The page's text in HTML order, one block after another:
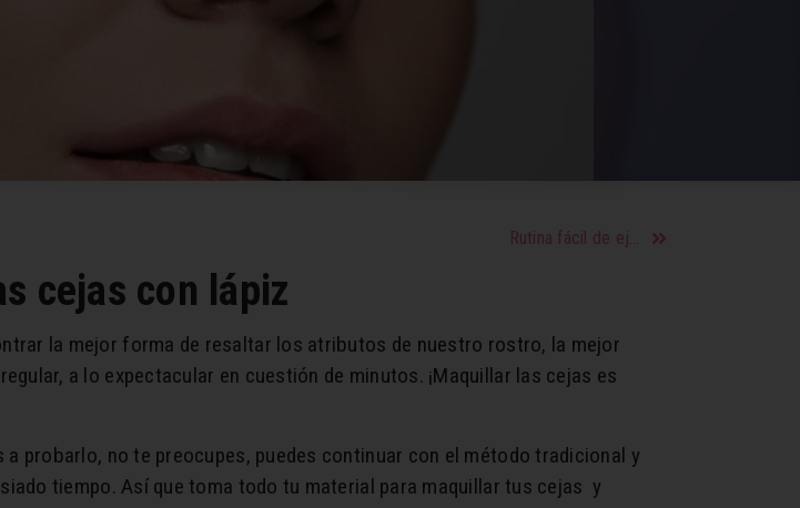
Rutina fácil de ejercicios para aumentar glúteos en una semana
cejas con lápiz
la mejor forma de resaltar los atributos de nuestro rostro, la mejor
a lo expectacular en cuestión de minutos. ¡Maquillar las cejas es
probarlo, no te preocupes, puedes continuar con el método tradicional y
tiempo. Así que toma todo tu material para maquillar tus cejas y